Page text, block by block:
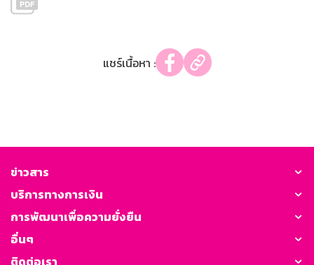
แชร์เนื้อหา :
ข่าวสาร
บริการทางการเงิน
การพัฒนาเพื่อความยั่งยืน
อื่นๆ